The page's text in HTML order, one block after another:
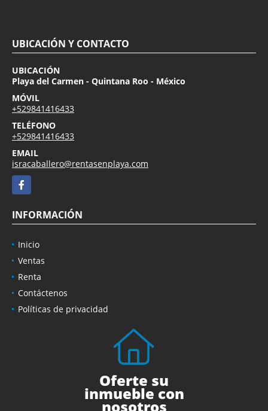
UBICACIÓN Y CONTACTO
UBICACIÓN
Playa del Carmen - Quintana Roo - México
MÓVIL
+529841416433
TELÉFONO
+529841416433
EMAIL
isracaballero@rentasenplaya.com
Facebook
INFORMACIÓN
Inicio
Ventas
Renta
Contáctenos
Políticas de privacidad
Oferte su
inmueble con
nosotros